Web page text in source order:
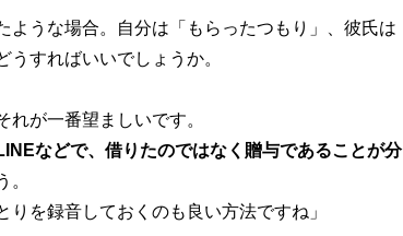
うな場合。自分は「もらったつもり」、彼氏は
うすればいいでしょうか。
れが一番望ましいです。
などで、借りたのではなく贈与であることが分
。
りを録音しておくのも良い方法ですね」